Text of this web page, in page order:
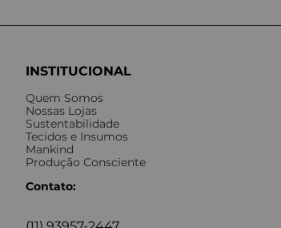
INSTITUCIONAL
Quem Somos
Nossas Lojas
Sustentabilidade
Tecidos e Insumos
Mankind
Produção Consciente
Contato: